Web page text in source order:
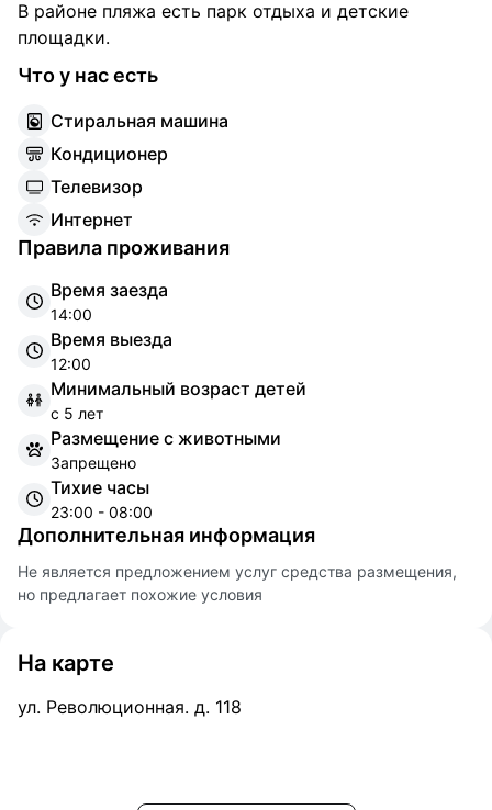
В районе пляжа есть парк отдыха и детские
площадки.
Что у нас есть
Стиральная машина
Кондиционер
Телевизор
Интернет
Правила проживания
Время заезда
14:00
Время выезда
12:00
Минимальный возраст детей
с 5 лет
Размещение с животными
Запрещено
Тихие часы
23:00 - 08:00
Дополнительная информация
Не является предложением услуг средства размещения,
но предлагает похожие условия
На карте
ул. Революционная. д. 118